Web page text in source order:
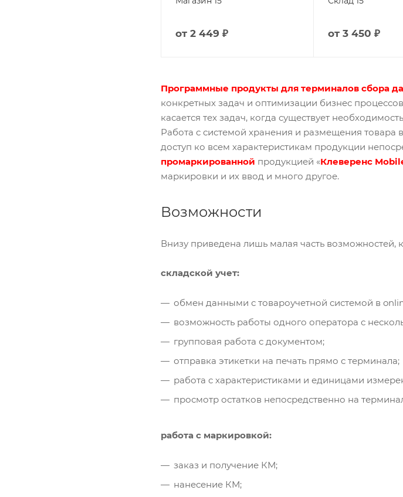
от 2 449 ₽ от 3 450 ₽
Программные продукты для терминалов сбора
конкретных задач и оптимизации бизнес
касается тех задач, когда существует
Работа с системой хранения и размещения
доступ ко всем характеристикам продукции
промаркированной продукцией «Клеверенс
маркировки и их ввод и много другое.
Возможности
Внизу приведена лишь малая часть
складской учет:
обмен данными с товароучетной системой в
возможность работы одного оператора с
групповая работа с документом;
отправка этикетки на печать прямо с терминала;
работа с характеристиками и единицами
просмотр остатков непосредственно на
работа с маркировкой:
заказ и получение КМ;
нанесение КМ;